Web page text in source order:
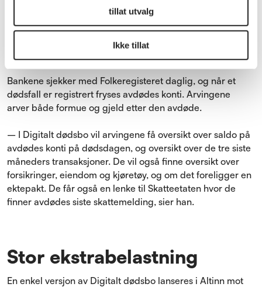
tillat utvalg
Ikke tillat
– Det er vanskelig å gjette seg til hva de må gjøre, og når
de henvender seg til banken må de ha med en
formuesfullmakt for å få innsikt i avdødes konti, også selv
Bankene sjekker med Folkeregisteret daglig, og når et
dødsfall er registrert fryses avdødes konti. Arvingene
arver både formue og gjeld etter den avdøde.
– I Digitalt dødsbo vil arvingene få oversikt over saldo på
avdødes konti på dødsdagen, og oversikt over de tre siste
måneders transaksjoner. De vil også finne oversikt over
forsikringer, eiendom og kjøretøy, og om det foreligger en
ektepakt. De får også en lenke til Skatteetaten hvor de
finner avdødes siste skattemelding, sier han.
Stor ekstrabelastning
En enkel versjon av Digitalt dødsbo lanseres i Altinn mot